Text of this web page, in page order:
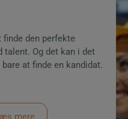
den perfekte
talent. Og det kan i det
at finde en kandidat.
mere